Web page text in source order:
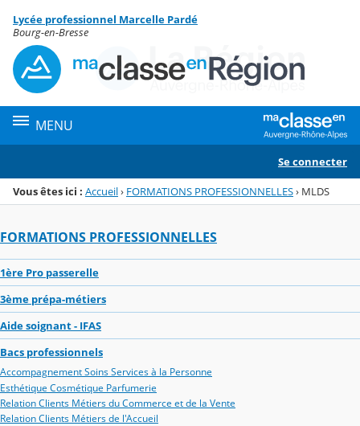
Menu de la rubrique
Contenu
Lycée professionnel Marcelle Pardé
Bourg-en-Bresse
MENU
Se connecter
Vous êtes ici : Accueil› FORMATIONS PROFESSIONNELLES› MLDS
FORMATIONS PROFESSIONNELLES
1ère Pro passerelle
3ème prépa-métiers
Aide soignant - IFAS
Bacs professionnels
Accompagnement Soins Services à la Personne
Esthétique Cosmétique Parfumerie
Relation Clients Métiers du Commerce et de la Vente
Relation Clients Métiers de l'Accueil